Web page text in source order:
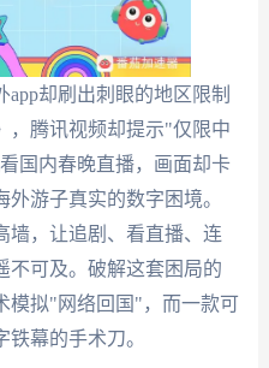
却刷出刺眼的地区限制
，腾讯视频却提示"仅限中
国内春晚直播，画面却卡
游子真实的数字困境。
墙，让追剧、看直播、连
不可及。破解这套困局的
拟"网络回国"，而一款可
幕的手术刀。